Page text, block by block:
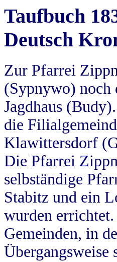
Taufbuch
Deutsch
Zur Pfarrei
(Sypnywo) noch
Jagdhaus
die
Klawittersdorf
Die Pfarrei
selbständige
Stabitz und ein
wurden
Gemeinden, in
Übergangsweise